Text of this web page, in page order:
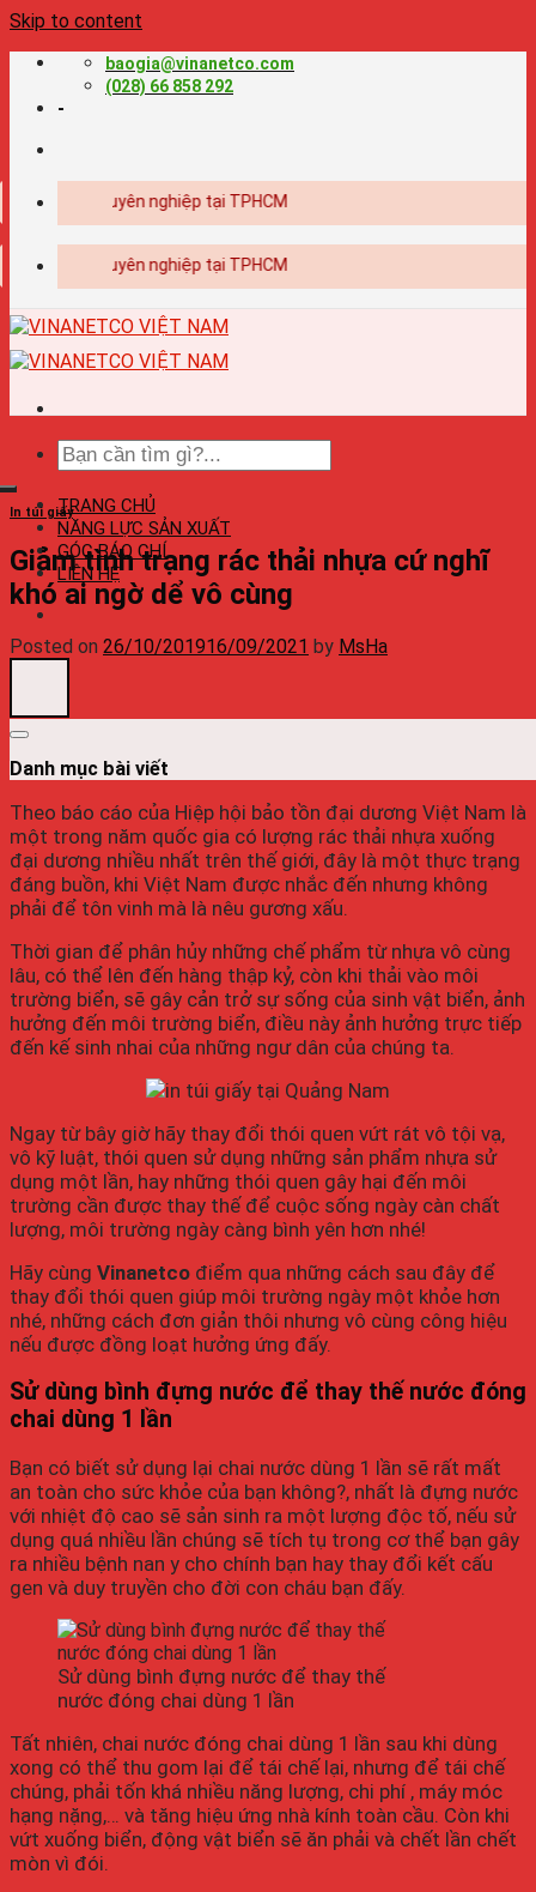
Skip to content
baogia@vinanetco.com
(028) 66 858 292
-
ấn chuyên nghiệp tại TPHCM
ấn chuyên nghiệp tại TPHCM
TRANG CHỦ
NĂNG LỰC SẢN XUẤT
GÓC BÁO CHÍ
LIÊN HỆ
In túi giấy
Giảm tình trạng rác thải nhựa cứ nghĩ
khó ai ngờ dể vô cùng
Posted on 26/10/201916/09/2021 by MsHa
Danh mục bài viết
Theo báo cáo của Hiệp hội bảo tồn đại dương Việt Nam là
một trong năm quốc gia có lượng rác thải nhựa xuống
đại dương nhiều nhất trên thế giới, đây là một thực trạng
đáng buồn, khi Việt Nam được nhắc đến nhưng không
phải để tôn vinh mà là nêu gương xấu.
Thời gian để phân hủy những chế phẩm từ nhựa vô cùng
lâu, có thể lên đến hàng thập kỷ, còn khi thải vào môi
trường biển, sẽ gây cản trở sự sống của sinh vật biển, ảnh
hưởng đến môi trường biển, điều này ảnh hưởng trực tiếp
đến kế sinh nhai của những ngư dân của chúng ta.
Ngay từ bây giờ hãy thay đổi thói quen vứt rát vô tội vạ,
vô kỹ luật, thói quen sử dụng những sản phẩm nhựa sử
dụng một lần, hay những thói quen gây hại đến môi
trường cần được thay thế để cuộc sống ngày càn chất
lượng, môi trường ngày càng bình yên hơn nhé!
Hãy cùng Vinanetco điểm qua những cách sau đây để
thay đổi thói quen giúp môi trường ngày một khỏe hơn
nhé, những cách đơn giản thôi nhưng vô cùng công hiệu
nếu được đồng loạt hưởng ứng đấy.
Sử dùng bình đựng nước để thay thế nước đóng
chai dùng 1 lần
Bạn có biết sử dụng lại chai nước dùng 1 lần sẽ rất mất
an toàn cho sức khỏe của bạn không?, nhất là đựng nước
với nhiệt độ cao sẽ sản sinh ra một lượng độc tố, nếu sử
dụng quá nhiều lần chúng sẽ tích tụ trong cơ thể bạn gây
ra nhiều bệnh nan y cho chính bạn hay thay đổi kết cấu
gen và duy truyền cho đời con cháu bạn đấy.
Sử dùng bình đựng nước để thay thế
nước đóng chai dùng 1 lần
Tất nhiên, chai nước đóng chai dùng 1 lần sau khi dùng
xong có thể thu gom lại để tái chế lại, nhưng để tái chế
chúng, phải tốn khá nhiều năng lượng, chi phí , máy móc
hạng nặng,… và tăng hiệu ứng nhà kính toàn cầu. Còn khi
vứt xuống biển, động vật biển sẽ ăn phải và chết lần chết
mòn vì đói.